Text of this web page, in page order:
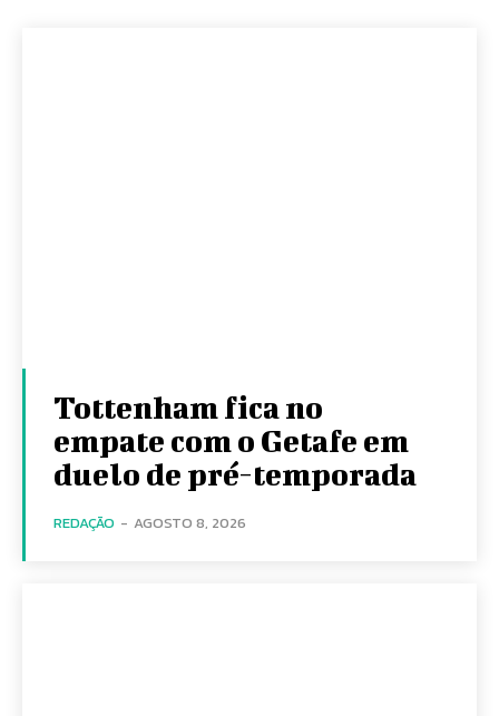
Tottenham fica no
empate com o Getafe em
duelo de pré-temporada
REDAÇÃO - AGOSTO 8, 2026